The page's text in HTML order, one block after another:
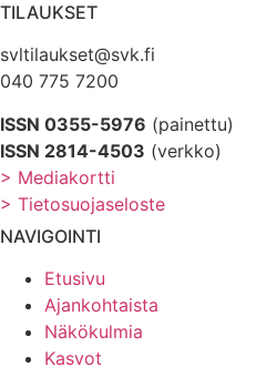
TILAUKSET
svltilaukset@svk.fi
040 775 7200
ISSN 0355-5976 (painettu)
ISSN 2814-4503 (verkko)
> Mediakortti
> Tietosuojaseloste
NAVIGOINTI
Etusivu
Ajankohtaista
Näkökulmia
Kasvot